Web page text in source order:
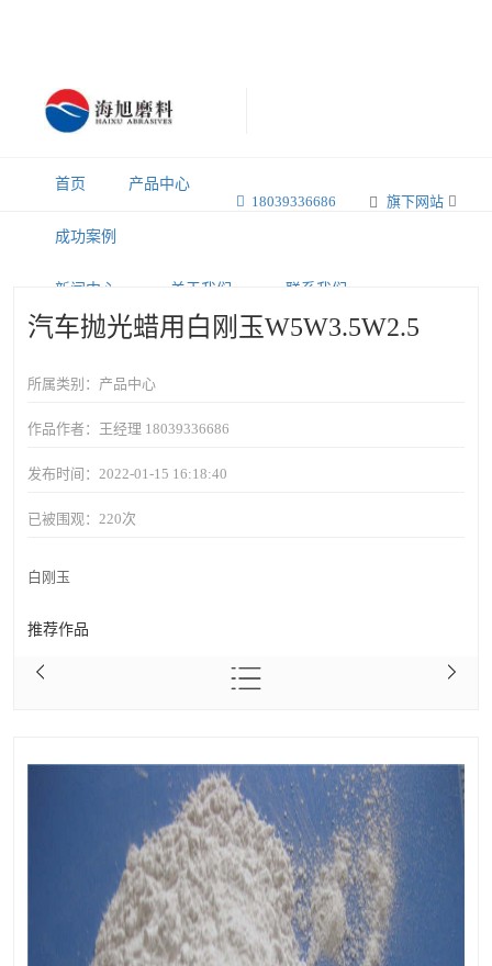
旗下网站
18039336686
首页 产品中心
成功案例
新闻中心 关于我们 联系我们
汽车抛光蜡用白刚玉W5W3.5W2.5
所属类别：产品中心
作品作者：王经理 18039336686
发布时间：2022-01-15 16:18:40
已被围观： 220次
白刚玉
推荐作品